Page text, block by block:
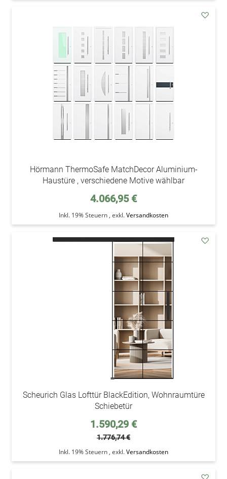
Hörmann ThermoSafe MatchDecor Aluminium-
Haustüre , verschiedene Motive wählbar
4.066,95 €
Inkl. 19% Steuern , exkl.Versandkosten
Scheurich Glas Lofttür BlackEdition, Wohnraumtüre
Schiebetür
Sonderpreis
1.590,29 €
1.776,74 €
Inkl. 19% Steuern , exkl.Versandkosten